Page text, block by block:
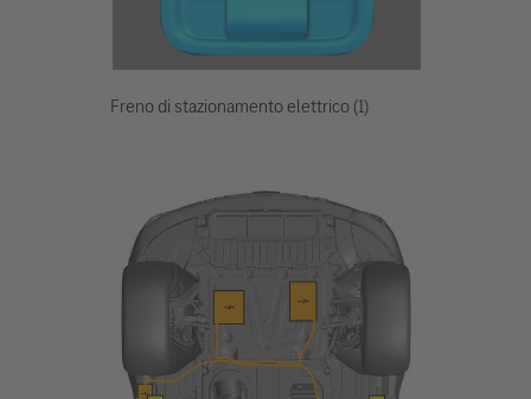
Freno di stazionamento elettrico (1)